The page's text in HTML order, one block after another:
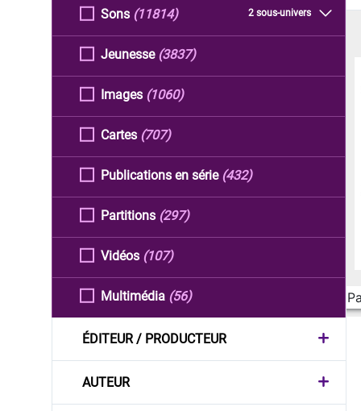
Sons 2 sous-univers
(11814)
Jeunesse (3837)
Images (1060)
Cartes (707)
Publications en série (432)
Partitions (297)
Vidéos (107)
Multimédia (56)
ÉDITEUR / PRODUCTEUR
AUTEUR